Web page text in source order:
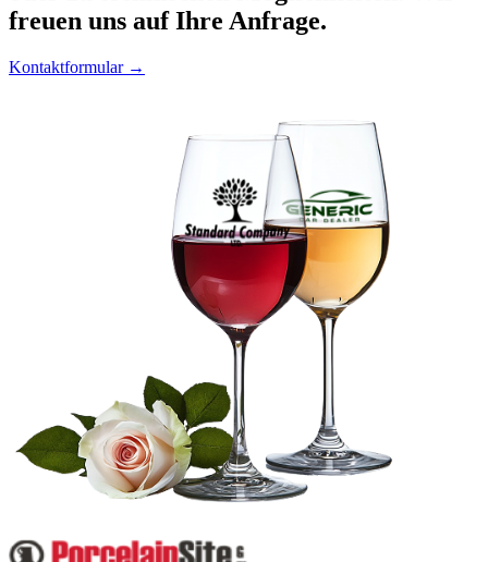
freuen uns auf Ihre Anfrage.
Kontaktformular →